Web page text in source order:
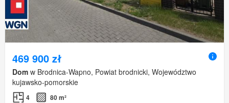
469 900 zł
Dom w Brodnica-Wapno, Powiat brodnicki, Województwo
kujawsko-pomorskie
4
80 m²